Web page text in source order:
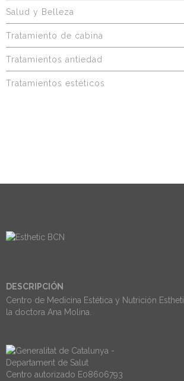
Salud y Belleza
Tratamiento de cabina
Tratamientos antiedad
Tratamientos estéticos
DESCRIPCIÓN
Centro de Medicina Estética y Nutrición
la doctora Ana Molina.
Centro autorizado E08606793